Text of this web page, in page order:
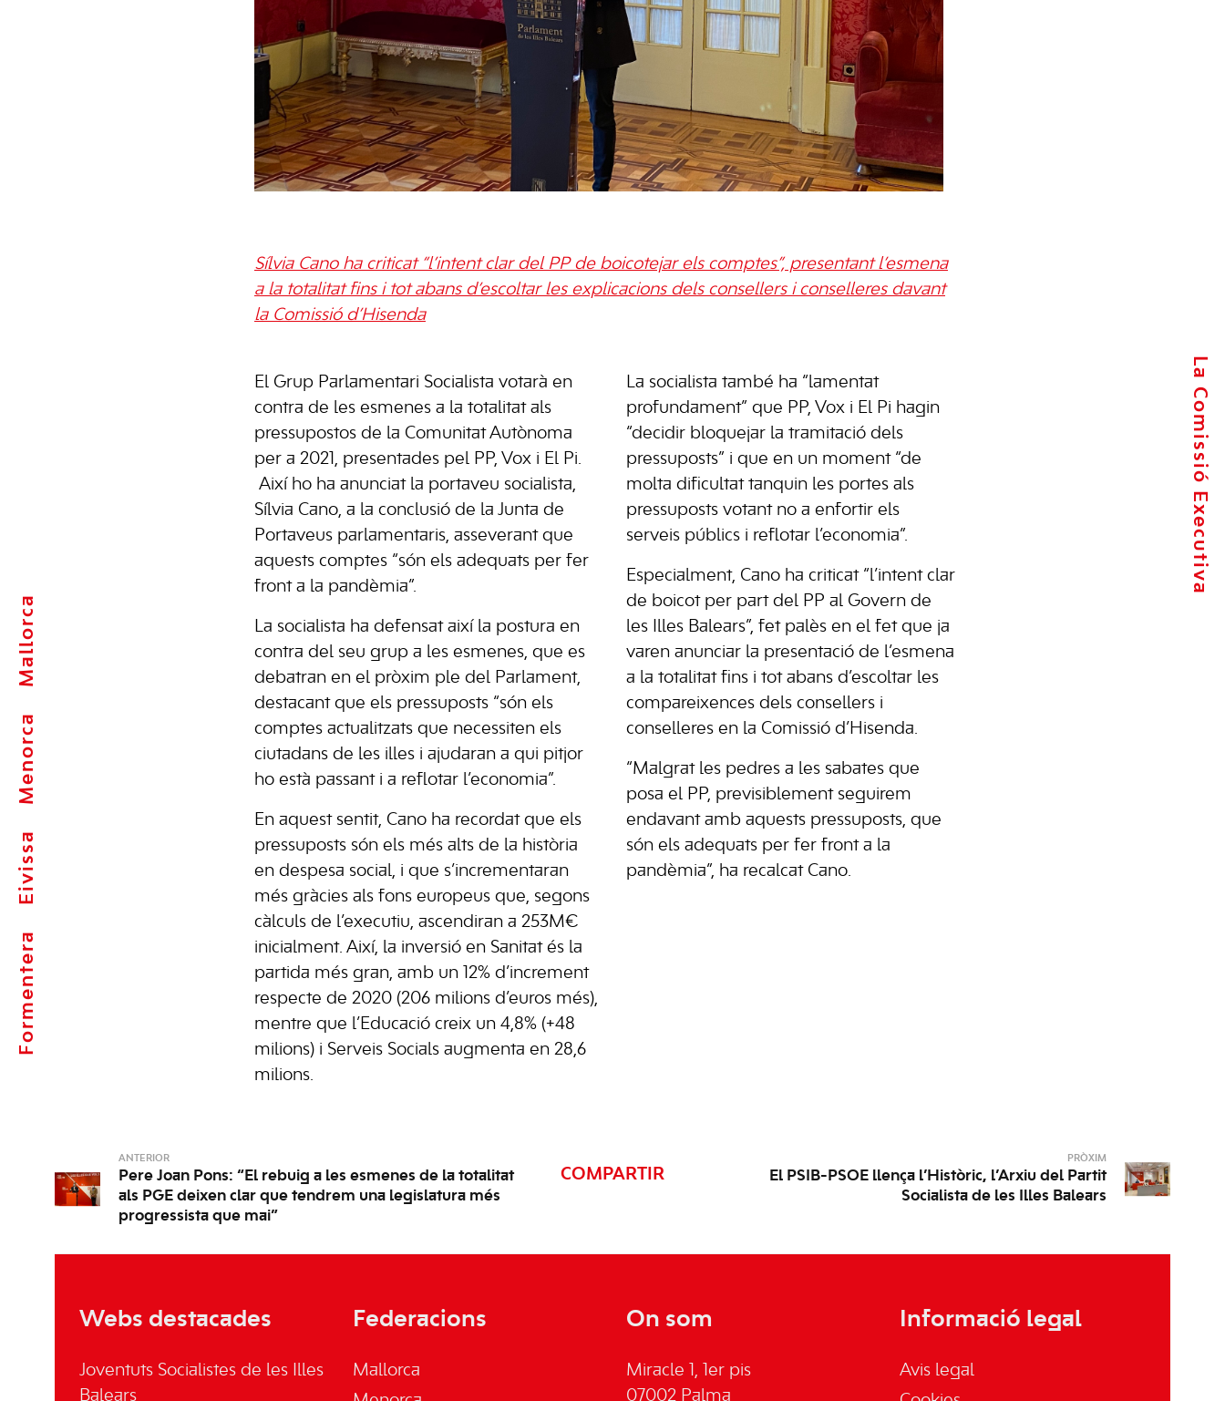
Formentera
Eivissa
Menorca
Mallorca
La Comissió Executiva
Sílvia Cano ha criticat “l’intent clar del PP de boicotejar els comptes”, presentant l’esmena
a la totalitat fins i tot abans d’escoltar les explicacions dels consellers i conselleres davant
la Comissió d’Hisenda
El Grup Parlamentari Socialista votarà en
contra de les esmenes a la totalitat als
pressupostos de la Comunitat Autònoma
per a 2021, presentades pel PP, Vox i El Pi.
Així ho ha anunciat la portaveu socialista,
Sílvia Cano, a la conclusió de la Junta de
Portaveus parlamentaris, asseverant que
aquests comptes “són els adequats per fer
front a la pandèmia”.
La socialista ha defensat així la postura en
contra del seu grup a les esmenes, que es
debatran en el pròxim ple del Parlament,
destacant que els pressuposts “són els
comptes actualitzats que necessiten els
ciutadans de les illes i ajudaran a qui pitjor
ho està passant i a reflotar l’economia”.
En aquest sentit, Cano ha recordat que els
pressuposts són els més alts de la història
en despesa social, i que s’incrementaran
més gràcies als fons europeus que, segons
càlculs de l’executiu, ascendiran a 253M€
inicialment. Així, la inversió en Sanitat és la
partida més gran, amb un 12% d’increment
respecte de 2020 (206 milions d’euros més),
mentre que l’Educació creix un 4,8% (+48
milions) i Serveis Socials augmenta en 28,6
milions.
La socialista també ha “lamentat
profundament” que PP, Vox i El Pi hagin
“decidir bloquejar la tramitació dels
pressuposts” i que en un moment “de
molta dificultat tanquin les portes als
pressuposts votant no a enfortir els
serveis públics i reflotar l’economia”.
Especialment, Cano ha criticat “l’intent clar
de boicot per part del PP al Govern de
les Illes Balears”, fet palès en el fet que ja
varen anunciar la presentació de l’esmena
a la totalitat fins i tot abans d’escoltar les
compareixences dels consellers i
conselleres en la Comissió d’Hisenda.
“Malgrat les pedres a les sabates que
posa el PP, previsiblement seguirem
endavant amb aquests pressuposts, que
són els adequats per fer front a la
pandèmia”, ha recalcat Cano.
ANTERIOR
Pere Joan Pons: “El rebuig a les esmenes de la totalitat
als PGE deixen clar que tendrem una legislatura més
progressista que mai”
COMPARTIR
PRÒXIM
El PSIB-PSOE llença l’Històric, l’Arxiu del Partit
Socialista de les Illes Balears
Webs destacades
Joventuts Socialistes de les Illes
Balears
Federacions
Mallorca
On som
Miracle 1, 1er pis
07002 Palma
Informació legal
Avis legal